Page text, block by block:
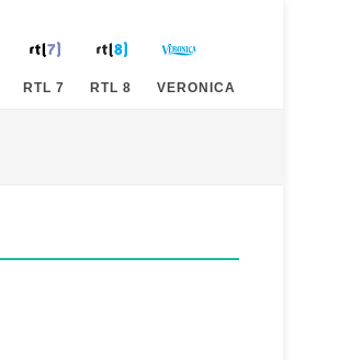
RTL 7 RTL 8 VERONICA